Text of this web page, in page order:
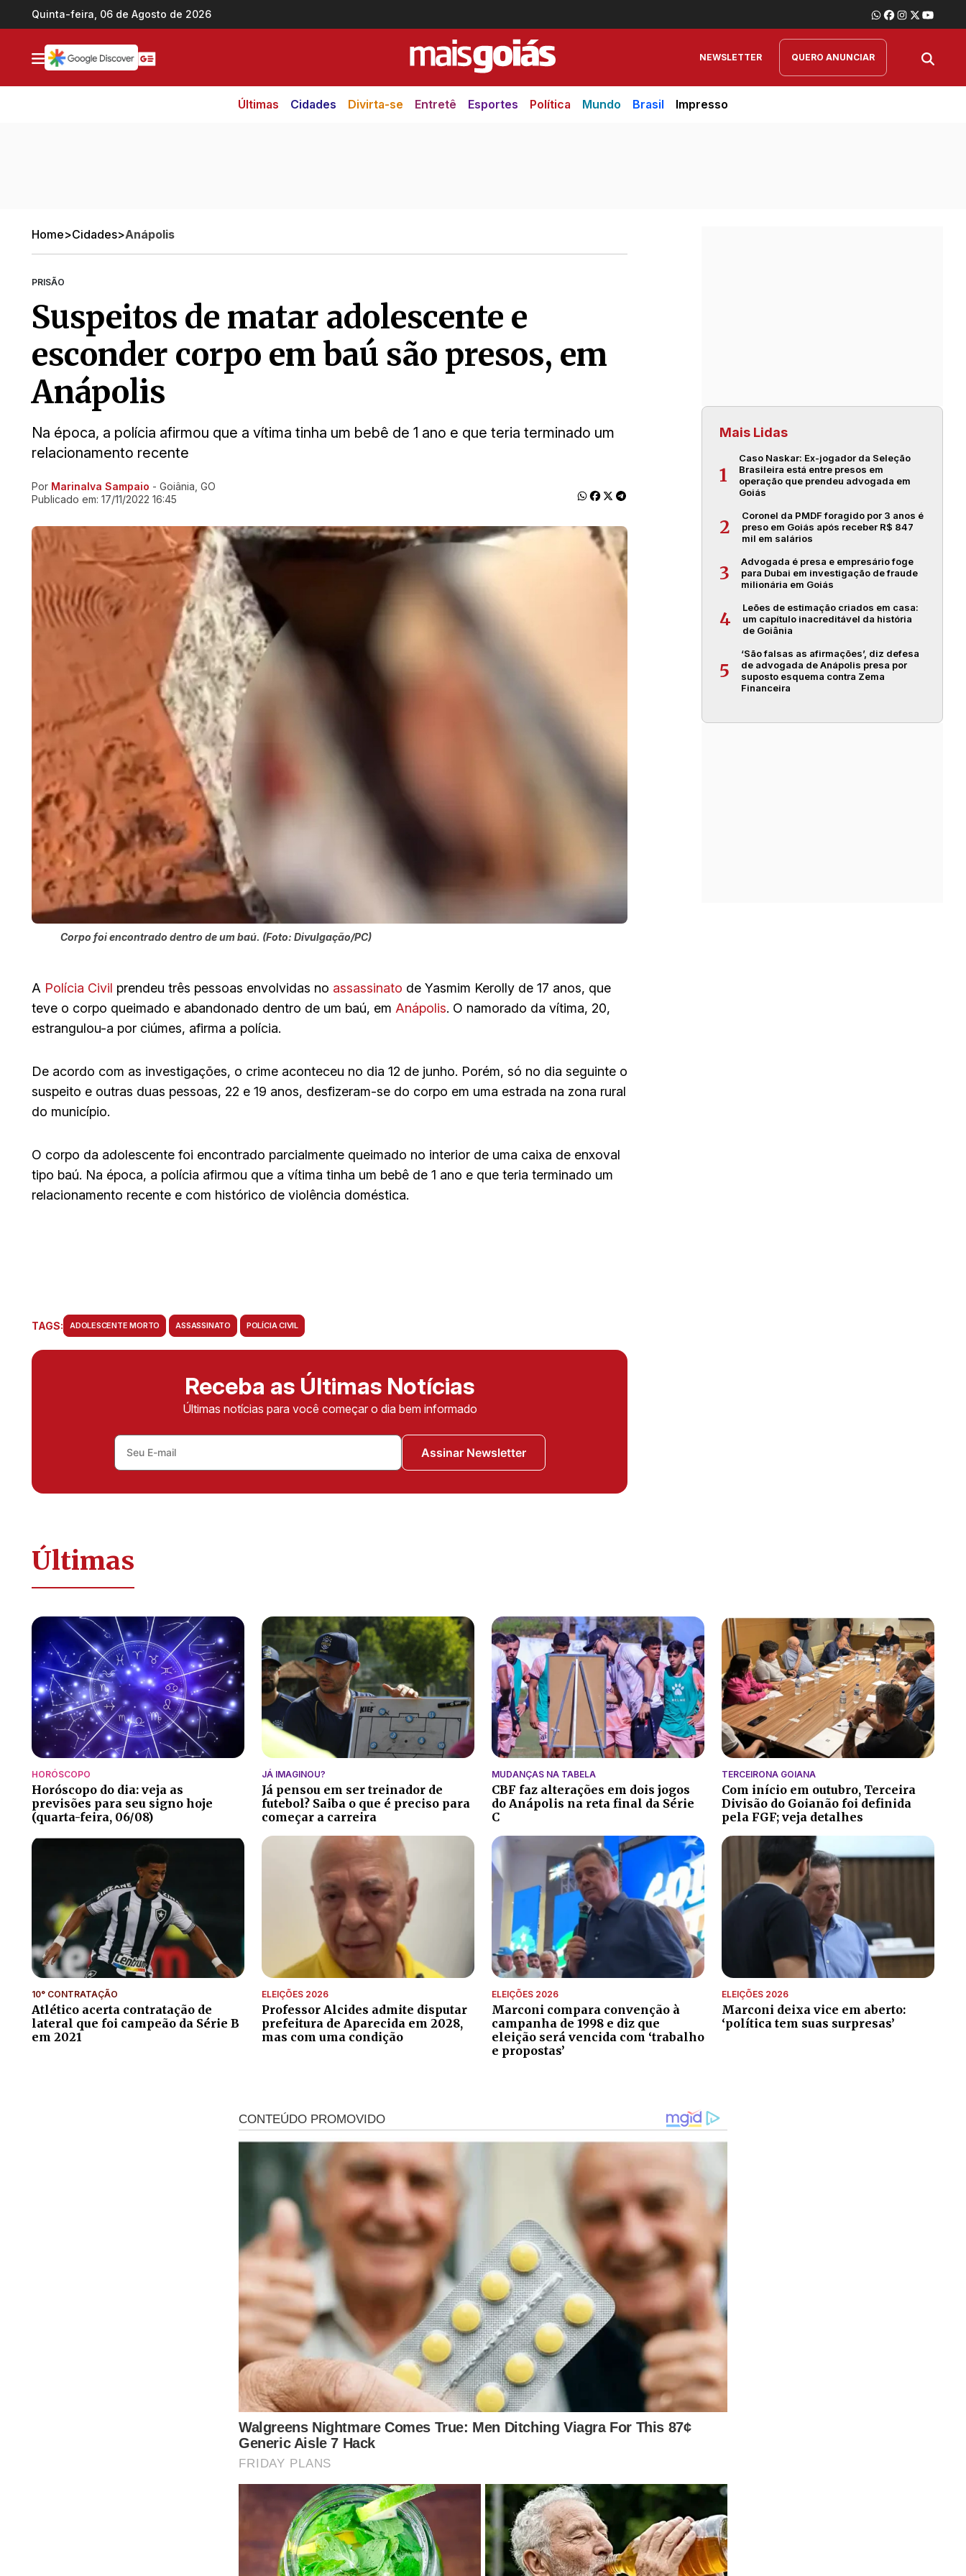
Ir direto pro conteúdo
Quinta-feira, 06 de Agosto de 2026
NEWSLETTER QUERO ANUNCIAR
Últimas Cidades Divirta-se Entretê Esportes Política Mundo Brasil Impresso
Home>Cidades>Anápolis
PRISÃO
Suspeitos de matar adolescente e
esconder corpo em baú são presos, em
Anápolis
Na época, a polícia afirmou que a vítima tinha um bebê de 1 ano e que teria terminado um
relacionamento recente
Ir direto pra matéria
Por Marinalva Sampaio - Goiânia, GO
Publicado em: 17/11/2022 16:45
Corpo foi encontrado dentro de um baú. (Foto: Divulgação/PC)
A Polícia Civil prendeu três pessoas envolvidas no assassinato de Yasmim Kerolly de 17 anos, que
teve o corpo queimado e abandonado dentro de um baú, em Anápolis. O namorado da vítima, 20,
estrangulou-a por ciúmes, afirma a polícia.
De acordo com as investigações, o crime aconteceu no dia 12 de junho. Porém, só no dia seguinte o
suspeito e outras duas pessoas, 22 e 19 anos, desfizeram-se do corpo em uma estrada na zona rural
do município.
O corpo da adolescente foi encontrado parcialmente queimado no interior de uma caixa de enxoval
tipo baú. Na época, a polícia afirmou que a vítima tinha um bebê de 1 ano e que teria terminado um
relacionamento recente e com histórico de violência doméstica.
TAGS: ADOLESCENTE MORTO ASSASSINATO POLÍCIA CIVIL
Receba as Últimas Notícias
Últimas notícias para você começar o dia bem informado
Assinar Newsletter
Mais Lidas
1
Caso Naskar: Ex-jogador da Seleção
Brasileira está entre presos em
operação que prendeu advogada em
Goiás
2
Coronel da PMDF foragido por 3 anos é
preso em Goiás após receber R$ 847
mil em salários
3
Advogada é presa e empresário foge
para Dubai em investigação de fraude
milionária em Goiás
4
Leões de estimação criados em casa:
um capítulo inacreditável da história
de Goiânia
5
‘São falsas as afirmações’, diz defesa
de advogada de Anápolis presa por
suposto esquema contra Zema
Financeira
Últimas
HORÓSCOPO
Horóscopo do dia: veja as
previsões para seu signo hoje
(quarta-feira, 06/08)
JÁ IMAGINOU?
Já pensou em ser treinador de
futebol? Saiba o que é preciso para
começar a carreira
MUDANÇAS NA TABELA
CBF faz alterações em dois jogos
do Anápolis na reta final da Série
C
TERCEIRONA GOIANA
Com início em outubro, Terceira
Divisão do Goianão foi definida
pela FGF; veja detalhes
10° CONTRATAÇÃO
Atlético acerta contratação de
lateral que foi campeão da Série B
em 2021
ELEIÇÕES 2026
Professor Alcides admite disputar
prefeitura de Aparecida em 2028,
mas com uma condição
ELEIÇÕES 2026
Marconi compara convenção à
campanha de 1998 e diz que
eleição será vencida com ‘trabalho
e propostas’
ELEIÇÕES 2026
Marconi deixa vice em aberto:
‘política tem suas surpresas’